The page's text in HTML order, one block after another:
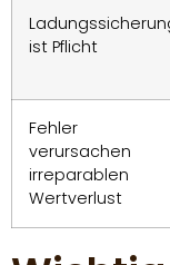
ist Pflicht
Fehler
verursachen
irreparablen
Wertverlust